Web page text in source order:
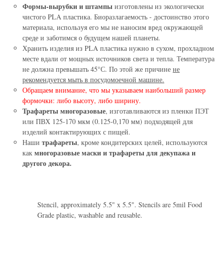
Формы-вырубки и штампы изготовлены из экологически
чистого PLA пластика. Биоразлагаемость - достоинство этого
материала, используя его мы не наносим вред окружающей
среде и заботимся о будущем нашей планеты.
Хранить изделия из PLA пластика нужно в сухом, прохладном
месте вдали от мощных источников света и тепла. Температура
не должна превышать 45°С. По этой же причине не
рекомендуется мыть в посудомоечной машине.
Обращаем внимание, что мы указываем наибольший размер
формочки: либо высоту, либо ширину.
Трафареты многоразовые, изготавливаются из пленки ПЭТ
или ПВХ 125-170 мкм (0.125-0,170 мм) подходящей для
изделий контактирующих с пищей.
Наши трафареты, кроме кондитерских целей, используются
как многоразовые маски и трафареты для декупажа и
другого декора.
Stencil, approximately 5.5" x 5.5". Stencils are 5mil Food
Grade plastic, washable and reusable.